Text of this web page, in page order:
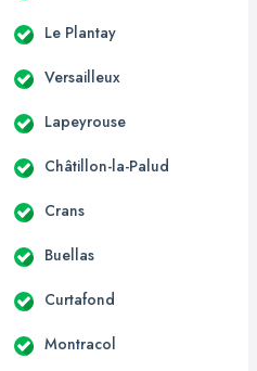
Le Plantay
Versailleux
Lapeyrouse
Châtillon-la-Palud
Crans
Buellas
Curtafond
Montracol